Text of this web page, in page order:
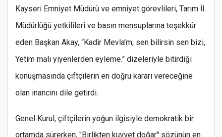
Kayseri Emniyet Müdürü ve emniyet görevlileri, Tarım İl
Müdürlüğü yetkilileri ve basın mensuplarına teşekkür
eden Başkan Akay, “Kadir Mevla’m, sen bilirsin sen bizi,
Yetim malı yiyenlerden eyleme.” dizeleriyle bitirdiği
konuşmasında çiftçilerin en doğru kararı vereceğine
olan inancını dile getirdi.
Genel Kurul, çiftçilerin yoğun ilgisiyle demokratik bir
ortamda sürerken, "Birlikten kuvvet doğar" sözünün en